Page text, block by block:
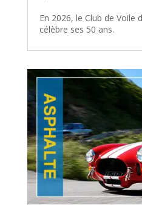
En 2026, le Club de Voile
célèbre ses 50 ans.